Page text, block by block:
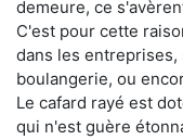
demeure, ce
C'est pour cette
dans les entreprises,
boulangerie, ou
Le cafard rayé est
qui n'est guère